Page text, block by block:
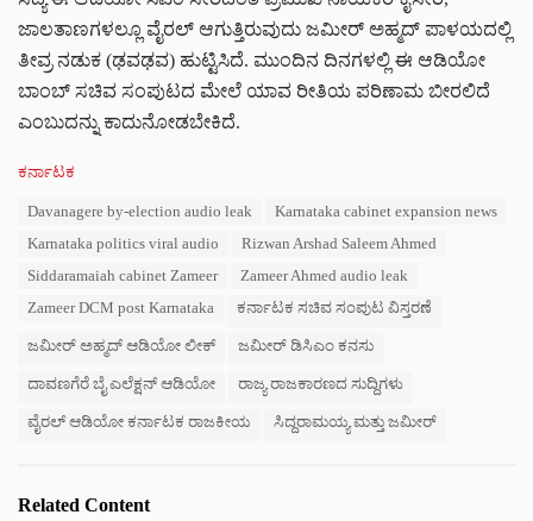
ಜಾಲತಾಣಗಳಲ್ಲೂ ವೈರಲ್ ಆಗುತ್ತಿರುವುದು ಜಮೀರ್ ಅಹ್ಮದ್ ಪಾಳಯದಲ್ಲಿ
ತೀವ್ರ ನಡುಕ (ಢವಢವ) ಹುಟ್ಟಿಸಿದೆ. ಮುಂದಿನ ದಿನಗಳಲ್ಲಿ ಈ ಆಡಿಯೋ
ಬಾಂಬ್ ಸಚಿವ ಸಂಪುಟದ ಮೇಲೆ ಯಾವ ರೀತಿಯ ಪರಿಣಾಮ ಬೀರಲಿದೆ
ಎಂಬುದನ್ನು ಕಾದುನೋಡಬೇಕಿದೆ.
C
ಕರ್ನಾಟಕ
Davanagere by-election audio leak
Karnataka cabinet expansion news
Karnataka politics viral audio
Rizwan Arshad Saleem Ahmed
Siddaramaiah cabinet Zameer
Zameer Ahmed audio leak
Zameer DCM post Karnataka
ಕರ್ನಾಟಕ ಸಚಿವ ಸಂಪುಟ ವಿಸ್ತರಣೆ
ಜಮೀರ್ ಅಹ್ಮದ್ ಆಡಿಯೋ ಲೀಕ್ ಜಮೀರ್ ಡಿಸಿಎಂ ಕನಸು
ದಾವಣಗೆರೆ ಬೈ ಎಲೆಕ್ಷನ್ ಆಡಿಯೋ ರಾಜ್ಯ ರಾಜಕಾರಣದ ಸುದ್ದಿಗಳು
ವೈರಲ್ ಆಡಿಯೋ ಕರ್ನಾಟಕ ರಾಜಕೀಯ ಸಿದ್ದರಾಮಯ್ಯ ಮತ್ತು ಜಮೀರ್
Related Content